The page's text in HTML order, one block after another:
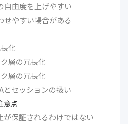
自由度を上げやすい
せやすい場合がある
化
層の冗長化
層の冗長化
とセッションの扱い
意点
が保証されるわけではない